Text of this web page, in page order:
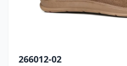
266012-02